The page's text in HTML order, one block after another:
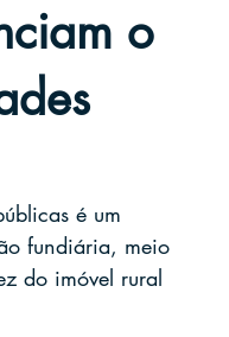
o
é um
fundiária, meio
do imóvel rural